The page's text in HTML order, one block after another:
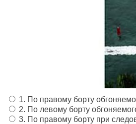
1. По правому борту
2. По левому борту
3. По правому борту при